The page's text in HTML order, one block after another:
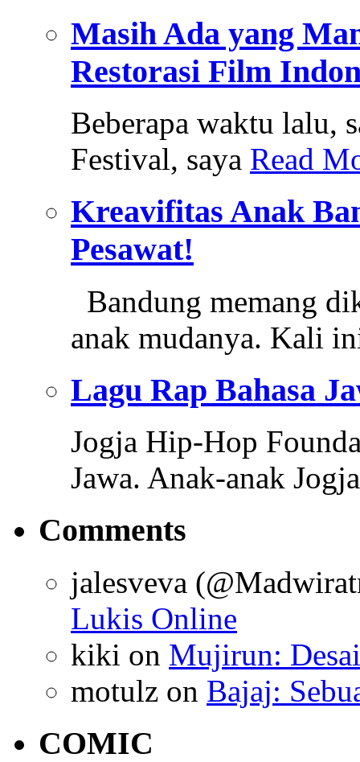
Masih Ada yang
Restorasi Film
Beberapa waktu lalu,
Festival, saya Read
Kreavifitas Anak
Pesawat!
Bandung memang
anak mudanya. Kali
Lagu Rap Bahasa
Jogja Hip-Hop
Jawa. Anak-anak
Comments
jalesveva
Lukis Online
kiki on Mujirun:
motulz on Bajaj:
COMIC